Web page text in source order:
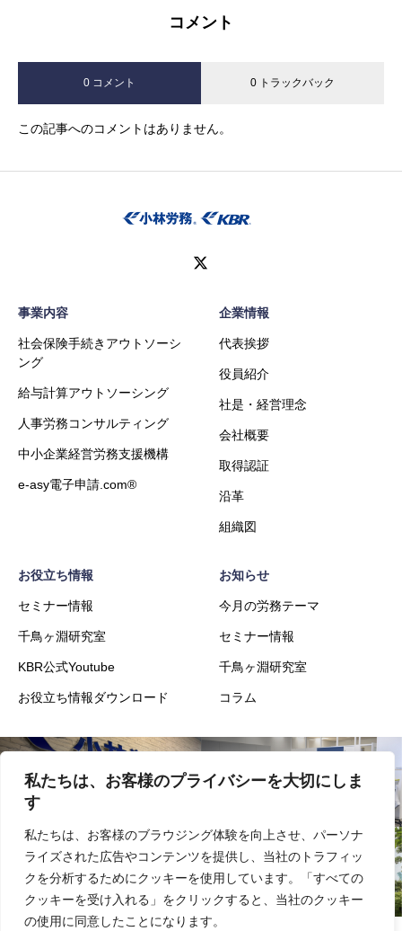
私たちは、お客様のプライバシーを大切にしま
す
私たちは、お客様のブラウジング体験を向上させ、パーソナ
ライズされた広告やコンテンツを提供し、当社のトラフィッ
クを分析するためにクッキーを使用しています。「すべての
クッキーを受け入れる」をクリックすると、当社のクッキー
の使用に同意したことになります。
コメント
0 コメント 0 トラックバック
この記事へのコメントはありません。
事業内容
社会保険手続きアウトソーシ
ング
給与計算アウトソーシング
人事労務コンサルティング
中小企業経営労務支援機構
e-asy電子申請.com®
企業情報
代表挨拶
役員紹介
社是・経営理念
会社概要
取得認証
沿革
組織図
お役立ち情報
セミナー情報
千鳥ヶ淵研究室
KBR公式Youtube
お役立ち情報ダウンロード
お知らせ
今月の労務テーマ
セミナー情報
千鳥ヶ淵研究室
コラム
会社概要 事業内容
実績 採用